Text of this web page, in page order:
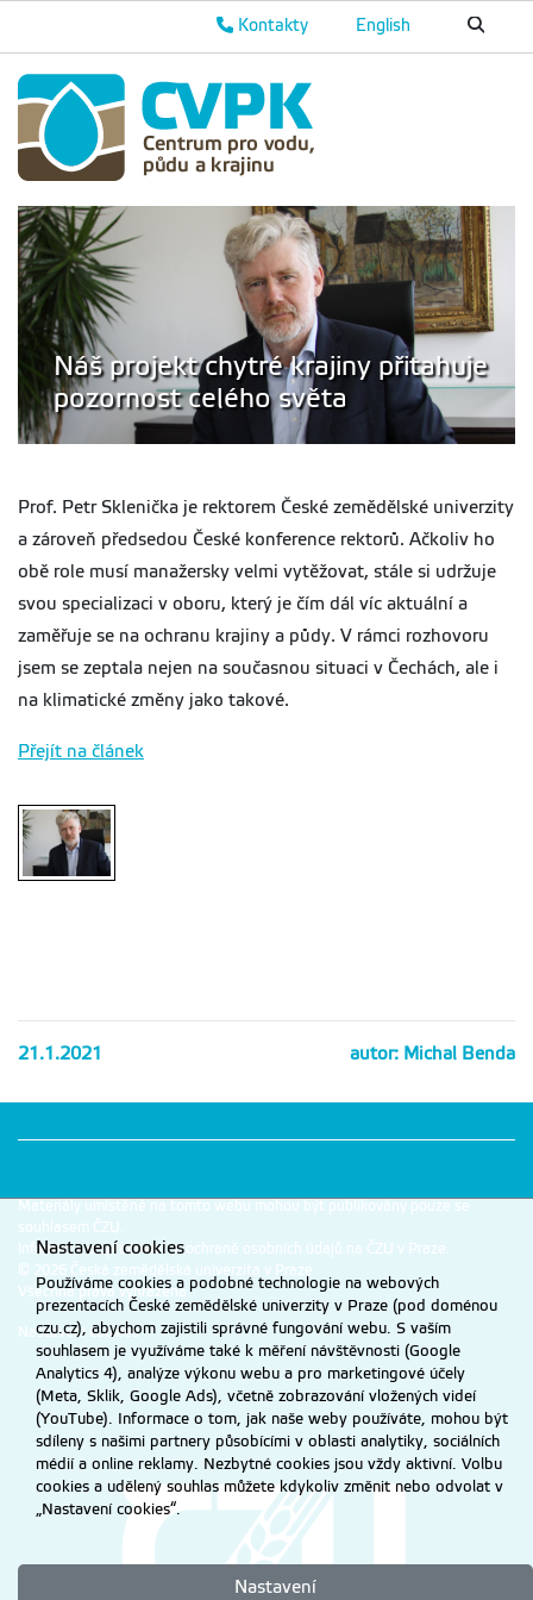
English
Kontakty
Náš projekt chytré krajiny přitahuje
pozornost celého světa
Prof. Petr Sklenička je rektorem České zemědělské univerzity
a zároveň předsedou České konference rektorů. Ačkoliv ho
obě role musí manažersky velmi vytěžovat, stále si udržuje
svou specializaci v oboru, který je čím dál víc aktuální a
zaměřuje se na ochranu krajiny a půdy. V rámci rozhovoru
jsem se zeptala nejen na současnou situaci v Čechách, ale i
na klimatické změny jako takové.
Přejít na článek
21.1.2021 autor: Michal Benda
Materiály umístěné na tomto webu mohou být publikovány pouze se
souhlasem ČZU.
Informace o zpracování a ochraně osobních údajů na ČZU v Praze.
© 2026 Česká zemědělská univerzita v Praze
Všechna práva vyhrazena
Nastavení cookies
Nastavení cookies
Používáme cookies a podobné technologie na webových
prezentacích České zemědělské univerzity v Praze (pod doménou
czu.cz), abychom zajistili správné fungování webu. S vaším
souhlasem je využíváme také k měření návštěvnosti (Google
Analytics 4), analýze výkonu webu a pro marketingové účely
(Meta, Sklik, Google Ads), včetně zobrazování vložených videí
(YouTube). Informace o tom, jak naše weby používáte, mohou být
sdíleny s našimi partnery působícími v oblasti analytiky, sociálních
médií a online reklamy. Nezbytné cookies jsou vždy aktivní. Volbu
cookies a udělený souhlas můžete kdykoliv změnit nebo odvolat v
„Nastavení cookies“.
Nastavení